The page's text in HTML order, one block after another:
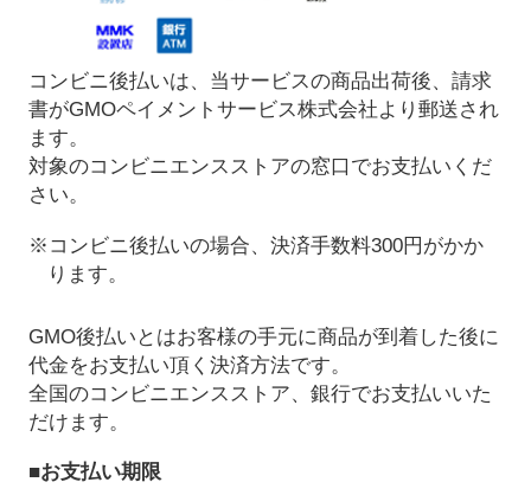
コンビニ後払いは、当サービスの商品出荷後、請求
書がGMOペイメントサービス株式会社より郵送され
ます。
対象のコンビニエンスストアの窓口でお支払いくだ
さい。
※コンビニ後払いの場合、決済手数料300円がかか
ります。
GMO後払いとはお客様の手元に商品が到着した後に
代金をお支払い頂く決済方法です。
全国のコンビニエンスストア、銀行でお支払いいた
だけます。
■お支払い期限